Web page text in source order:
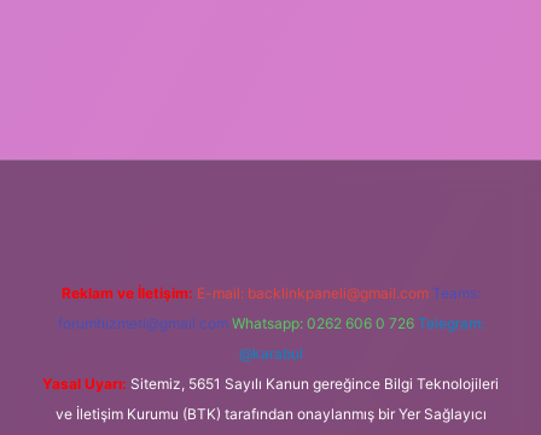
Reklam ve İletişim: E-mail: backlinkpaneli@gmail.com Teams:
forumhizmeti@gmail.com Whatsapp: 0262 606 0 726 Telegram:
@karabul
Yasal Uyarı: Sitemiz, 5651 Sayılı Kanun gereğince Bilgi Teknolojileri
ve İletişim Kurumu (BTK) tarafından onaylanmış bir Yer Sağlayıcı